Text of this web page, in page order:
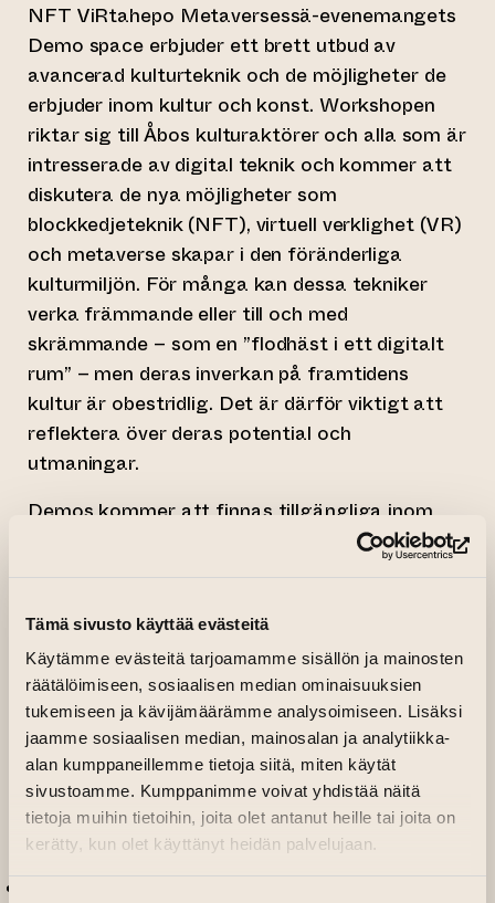
Tämä sivusto käyttää evästeitä
Käytämme evästeitä tarjoamamme sisällön ja mainosten
räätälöimiseen, sosiaalisen median ominaisuuksien
tukemiseen ja kävijämäärämme analysoimiseen. Lisäksi
jaamme sosiaalisen median, mainosalan ja analytiikka-
alan kumppaneillemme tietoja siitä, miten käytät
sivustoamme. Kumppanimme voivat yhdistää näitä
tietoja muihin tietoihin, joita olet antanut heille tai joita on
kerätty, kun olet käyttänyt heidän palvelujaan.
NFT ViRtahepo Metaversessä-evenemangets
Demo space erbjuder ett brett utbud av
avancerad kulturteknik och de möjligheter de
erbjuder inom kultur och konst. Workshopen
riktar sig till Åbos kulturaktörer och alla som är
intresserade av digital teknik och kommer att
diskutera de nya möjligheter som
blockkedjeteknik (NFT), virtuell verklighet (VR)
och metaverse skapar i den föränderliga
kulturmiljön. För många kan dessa tekniker
verka främmande eller till och med
skrämmande – som en ”flodhäst i ett digitalt
rum” – men deras inverkan på framtidens
kultur är obestridlig. Det är därför viktigt att
reflektera över deras potential och
utmaningar.
Demos kommer att finnas tillgängliga inom
områden som bild- och scenkonst, med
konkreta exempel på hur tekniken kan
möjligt med utrustning på plats, men
personliga enheter är också tillåtna: du kan till
exempel delta med en mobiltelefon eller
surfplatta, eller till och med genom att ta med
din egen bärbara dator. För de yngre
familjemedlemmarna finns National Gallery’s
Art Heist-spel i Fortnite-miljö – så det finns
något för hela familjen att göra!